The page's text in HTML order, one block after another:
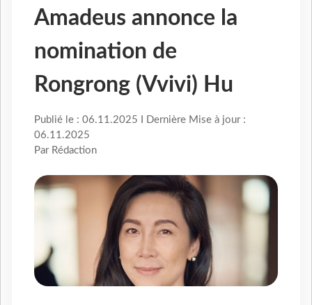
Amadeus annonce la
nomination de
Rongrong (Vvivi) Hu
Publié le : 06.11.2025 I Dernière Mise à jour :
06.11.2025
Par Rédaction